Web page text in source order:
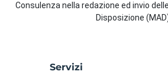
Consulenza nella redazione ed invio
Disposizione
Servizi